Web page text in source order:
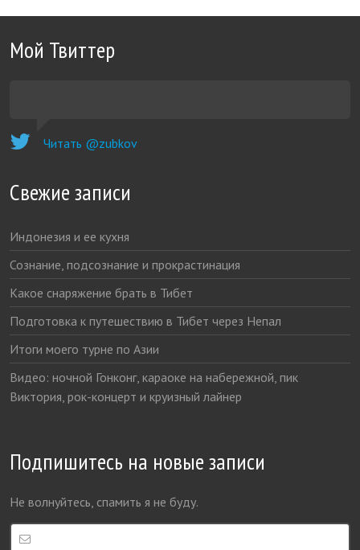
Мой Твиттер
Читать @zubkov
Свежие записи
Индонезия и ее кухня
Сознание, подсознание и прокрастинация
Какое снаряжение брать в Тибет
Подготовка к путешествию в Тибет через Непал
Итоги моего турне по Азии
Видео: ночной Гонконг, караоке на набережной, пик
Виктория, рок-концерт и круизный лайнер
Подпишитесь на новые записи
Не волнуйтесь, спамить я не буду.